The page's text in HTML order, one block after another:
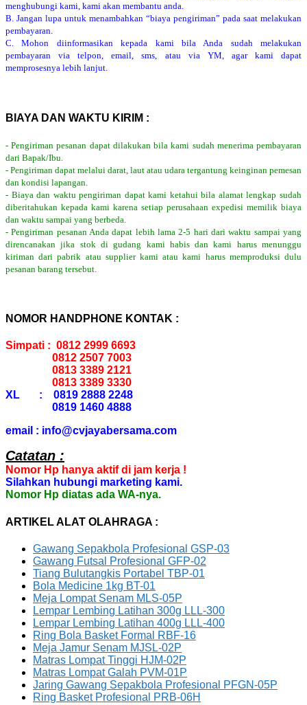
menghubungi kami, kami akan membantu anda.
B. Jangan lupa untuk menambahkan “biaya pengiriman” pada saat melakukan
pembayaran.
C. Mohon diinformasikan kepada kami bila Anda sudah melakukan
pembayaran via telpon, email, sms, atau via YM, agar kami dapat
memprosesnya lebih lanjut.
BIAYA DAN WAKTU KIRIM :
- Pengiriman pesanan dapat dilakukan bila kami sudah menerima pembayaran
dari Bapak/Ibu.
- Pengiriman dapat melalui darat, laut atau udara tergantung keinginan pemesan
dan kondisi lapangan.
- Biaya dan waktu pengiriman dapat kami ketahui bila alamat lengkap sudah
diberitahukan kepada kami karena setiap perusahaan expedisi memilik biaya
dan waktu sampai yang berbeda.
- Pengiriman pesanan Anda dapat lebih lama 2-5 hari dari waktu sampai yang
direncanakan jika stok di gudang kami habis dan kami harus menunggu
kiriman dari pabrik atau supplier kami atau kami harus memproduksi dulu
pesanan barang tersebut.
NOMOR HANDPHONE KONTAK :
Simpati : 0812 2999 6693
0812 2507 7003
0813 3389 2121
0813 3389 3330
XL : 0819 2888 2248
0819 1460 4888
email : info@cvjayabersama.com
Catatan :
Nomor Hp hanya aktif di jam kerja !
Silahkan hubungi marketing kami.
Nomor Hp diatas ada WA-nya.
ARTIKEL ALAT OLAHRAGA :
Gawang Sepakbola Profesional GSP-03
Gawang Futsal Profesional GFP-02
Tiang Bulutangkis Portabel TBP-01
Bola Medicine 1kg BT-01
Meja Lompat Senam MLS-05P
Lempar Lembing Latihan 300g LLL-300
Lempar Lembing Latihan 400g LLL-400
Ring Bola Basket Formal RBF-16
Meja Jamur Senam MJSL-02P
Matras Lompat Tinggi HJM-02P
Matras Lompat Galah PVM-01P
Jaring Gawang Sepakbola Profesional PFGN-05P
Ring Basket Profesional PRB-06H